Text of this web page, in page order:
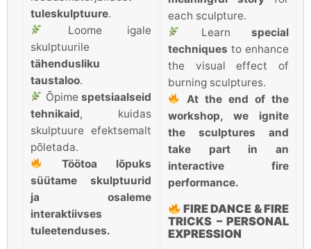
tuleskulptuure.
Loome igale
skulptuurile
tähendusliku
taustaloo.
Õpime spetsiaalseid
tehnikaid, kuidas
skulptuure efektsemalt
põletada.
Töötoa lõpuks
süütame skulptuurid
ja osaleme
interaktiivses
tuleetenduses.
each sculpture.
Learn special
techniques to enhance
the visual effect of
burning sculptures.
At the end of the
workshop, we ignite
the sculptures and
take part in an
interactive fire
performance.
FIRE DANCE & FIRE
TRICKS – PERSONAL
EXPRESSION